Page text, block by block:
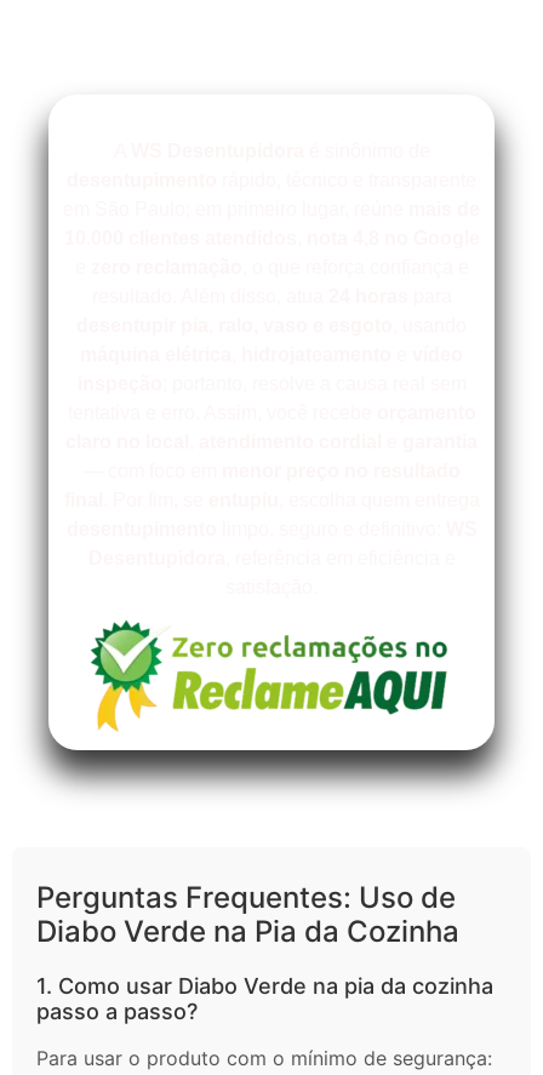
Perguntas Frequentes: Uso de
Diabo Verde na Pia da Cozinha
1. Como usar Diabo Verde na pia da cozinha
passo a passo?
Para usar o produto com o mínimo de segurança: